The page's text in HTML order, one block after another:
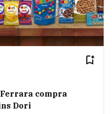
Ferrara compra
Dori